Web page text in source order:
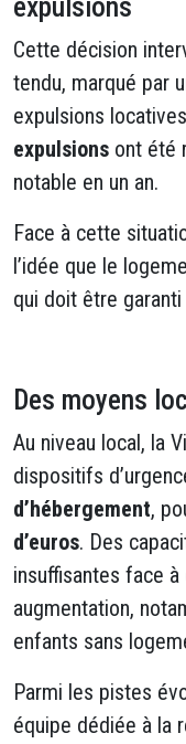
expulsions
Cette décision
tendu, marqué par
expulsions
expulsions ont été
notable en un an.
Face à cette
l’idée que le
qui doit être garanti
Des moyens
Au niveau local, la
dispositifs
d’hébergement,
d’euros. Des
insuffisantes face
augmentation,
enfants sans
Parmi les pistes
équipe dédiée à la